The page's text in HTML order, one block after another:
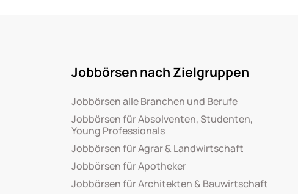
Jobbörsen nach Zielgruppen
Jobbörsen alle Branchen und Berufe
Jobbörsen für Absolventen, Studenten,
Young Professionals
Jobbörsen für Agrar & Landwirtschaft
Jobbörsen für Apotheker
Jobbörsen für Architekten & Bauwirtschaft